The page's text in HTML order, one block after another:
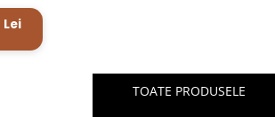
Lei
TOATE PRODUSELE